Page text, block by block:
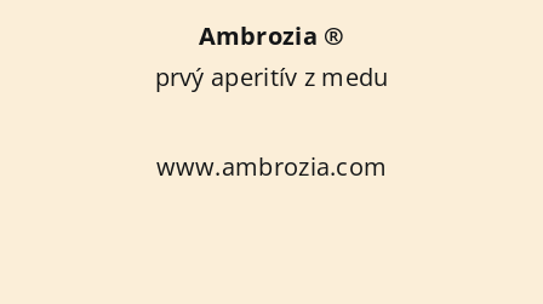
Ambrozia ®
prvý aperitív z medu
www.ambrozia.com